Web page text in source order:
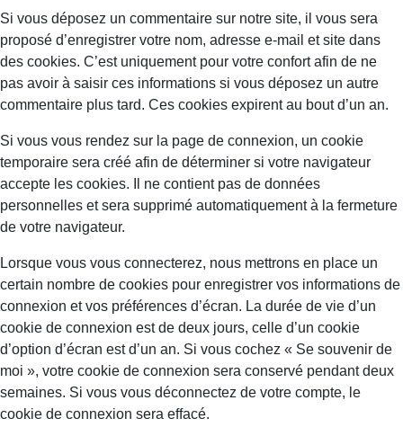
Si vous déposez un commentaire sur notre site, il vous sera
proposé d’enregistrer votre nom, adresse e-mail et site dans
des cookies. C’est uniquement pour votre confort afin de ne
pas avoir à saisir ces informations si vous déposez un autre
commentaire plus tard. Ces cookies expirent au bout d’un an.
Si vous vous rendez sur la page de connexion, un cookie
temporaire sera créé afin de déterminer si votre navigateur
accepte les cookies. Il ne contient pas de données
personnelles et sera supprimé automatiquement à la fermeture
de votre navigateur.
Lorsque vous vous connecterez, nous mettrons en place un
certain nombre de cookies pour enregistrer vos informations de
connexion et vos préférences d’écran. La durée de vie d’un
cookie de connexion est de deux jours, celle d’un cookie
d’option d’écran est d’un an. Si vous cochez « Se souvenir de
moi », votre cookie de connexion sera conservé pendant deux
semaines. Si vous vous déconnectez de votre compte, le
cookie de connexion sera effacé.